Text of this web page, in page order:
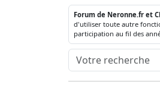
Forum de Neronne.fr et
d'utiliser toute autre
participation au fil des